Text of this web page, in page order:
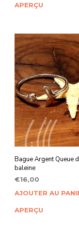
APERÇU
Bague Argent Queue
baleine
€16,00
AJOUTER AU
APERÇU